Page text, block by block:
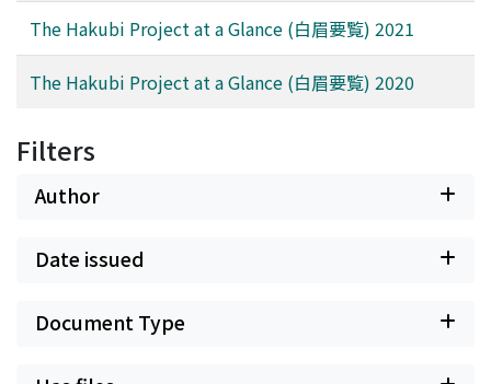
The Hakubi Project at a Glance (白眉要覧) 2021
The Hakubi Project at a Glance (白眉要覧) 2020
Filters
Author
Date issued
Document Type